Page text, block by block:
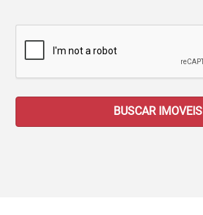
BUSCAR IMOVEIS